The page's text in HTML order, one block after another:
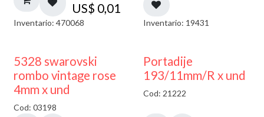
US$ 0,01
Inventario: 470068 Inventario: 19431
5328 swarovski
rombo vintage rose
4mm x und
Cod: 03198
Portadije
193/11mm/R x und
Cod: 21222